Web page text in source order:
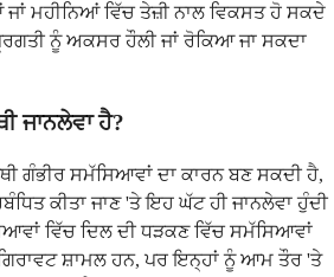
ਮਹੀਨਿਆਂ ਵਿੱਚ ਤੇਜ਼ੀ ਨਾਲ ਵਿਕਸਤ ਹੋ ਸਕਦੇ
ਨੂੰ ਅਕਸਰ ਹੌਲੀ ਜਾਂ ਰੋਕਿਆ ਜਾ ਸਕਦਾ
ਜਾਨਲੇਵਾ ਹੈ?
ਗੰਭੀਰ ਸਮੱਸਿਆਵਾਂ ਦਾ ਕਾਰਨ ਬਣ ਸਕਦੀ ਹੈ,
ਕੀਤਾ ਜਾਣ 'ਤੇ ਇਹ ਘੱਟ ਹੀ ਜਾਨਲੇਵਾ ਹੁੰਦੀ
ਵਿੱਚ ਦਿਲ ਦੀ ਧੜਕਣ ਵਿੱਚ ਸਮੱਸਿਆਵਾਂ
ਸ਼ਾਮਲ ਹਨ, ਪਰ ਇਨ੍ਹਾਂ ਨੂੰ ਆਮ ਤੌਰ 'ਤੇ